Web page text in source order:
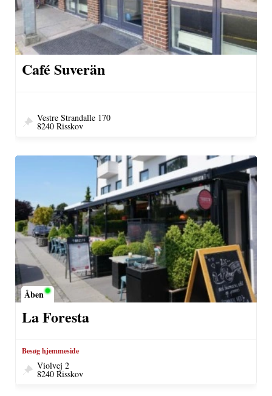
Café Suverän
Vestre Strandalle 170
8240 Risskov
Åben
La Foresta
Besøg hjemmeside
Violvej 2
8240 Risskov